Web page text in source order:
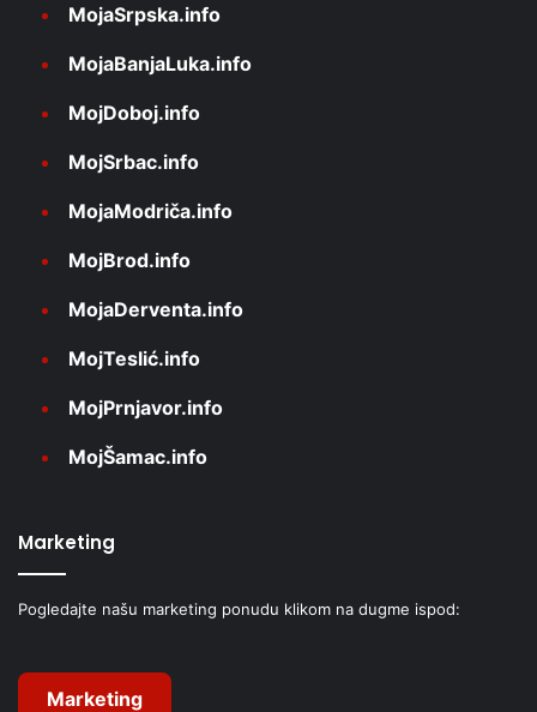
MojaSrpska.info
MojaBanjaLuka.info
MojDoboj.info
MojSrbac.info
MojaModriča.info
MojBrod.info
MojaDerventa.info
MojTeslić.info
MojPrnjavor.info
MojŠamac.info
Marketing
Pogledajte našu marketing ponudu klikom na dugme ispod:
Marketing